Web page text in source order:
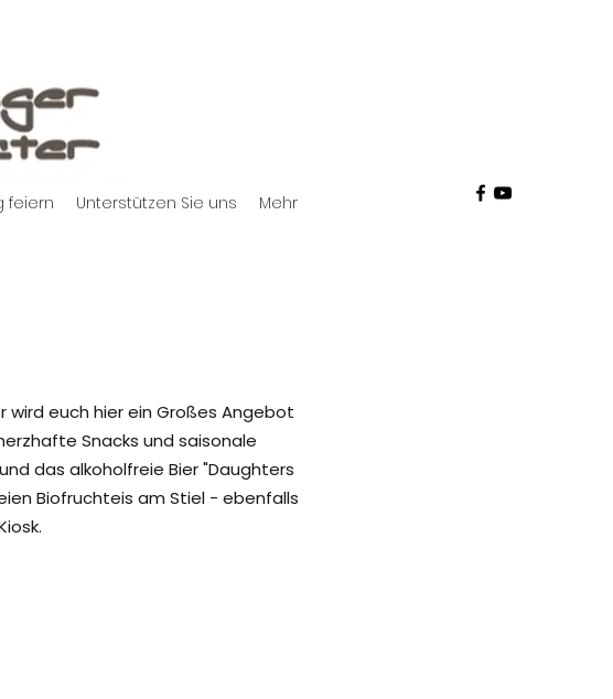
feiern Unterstützen Sie uns Mehr
wird euch hier ein Großes Angebot
Snacks und saisonale
das alkoholfreie Bier "Daughters
Biofruchteis am Stiel - ebenfalls